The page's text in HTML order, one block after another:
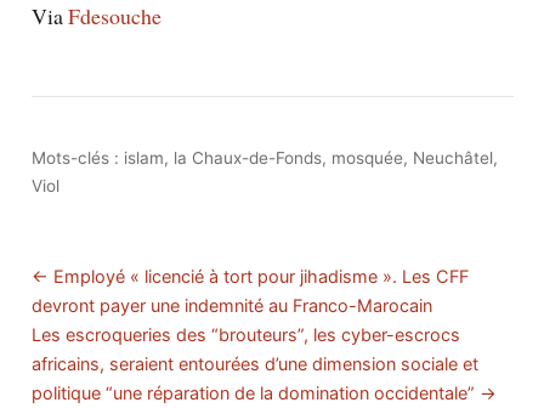
ViaFdesouche
Mots-clés : islam, la Chaux-de-Fonds, mosquée, Neuchâtel,
Viol
← Employé « licencié à tort pour jihadisme ». Les CFF
devront payer une indemnité au Franco-Marocain
Les escroqueries des “brouteurs”, les cyber-escrocs
africains, seraient entourées d’une dimension sociale et
politique “une réparation de la domination occidentale” →